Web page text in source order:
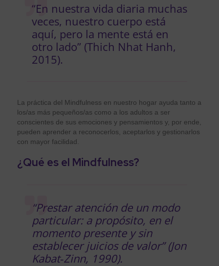
“En nuestra vida diaria muchas
veces, nuestro cuerpo está
aquí, pero la mente está en
otro lado” (Thich Nhat Hanh,
2015).
La práctica del Mindfulness en nuestro hogar ayuda tanto a
los/as más pequeños/as como a los adultos a ser
conscientes de sus emociones y pensamientos y, por ende,
pueden aprender a reconocerlos, aceptarlos y gestionarlos
con mayor facilidad.
¿Qué es el Mindfulness?
“Prestar atención de un modo
particular: a propósito, en el
momento presente y sin
establecer juicios de valor” (Jon
Kabat‐Zinn, 1990).